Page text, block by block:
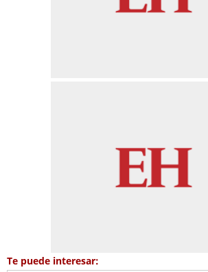
Te puede interesar: